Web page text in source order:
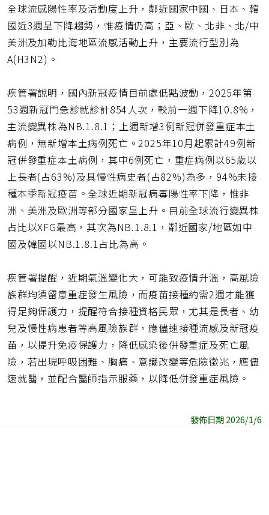
全球流感陽性率及活動度上升，鄰近國家中國、日本、韓
國近3週呈下降趨勢，惟疫情仍高；亞、歐、北非、北/中
美洲及加勒比海地區流感活動上升，主要流行型別為
A(H3N2)。
疾管署說明，國內新冠疫情目前處低點波動，2025年第
53週新冠門急診就診計854人次，較前一週下降10.8%，
主流變異株為NB.1.8.1；上週新增3例新冠併發重症本土
病例，無新增本土病例死亡。2025年10月起累計49例新
冠併發重症本土病例，其中6例死亡，重症病例以65歲以
上長者(占63%)及具慢性病史者(占82%)為多，94%未接
種本季新冠疫苗。全球近期新冠病毒陽性率下降，惟非
洲、美洲及歐洲等部分國家呈上升。目前全球流行變異株
占比以XFG最高，其次為NB.1.8.1，鄰近國家/地區如中
國及韓國以NB.1.8.1占比為高。
疾管署提醒，近期氣溫變化大，可能致疫情升溫，高風險
族群均須留意重症發生風險，而疫苗接種約需2週才能獲
得足夠保護力，提醒符合接種資格民眾，尤其是長者、幼
兒及慢性病患者等高風險族群，應儘速接種流感及新冠疫
苗，以提升免疫保護力，降低感染後併發重症及死亡風
險，若出現呼吸困難、胸痛、意識改變等危險徵兆，應儘
速就醫，並配合醫師指示服藥，以降低併發重症風險。
發佈日期 2026/1/6